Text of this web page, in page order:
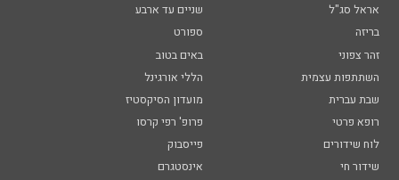
אראל סג"ל
שניים עד ארבע
בריזה
ספורט
זהר צפוני
באים בטוב
השתתפות עצמית
הללי אורגינל
שבת עברית
מועדון הסיקסטיז
רופא פרטי
פרופ' רפי קרסו
לוח שידורים
פייסבוק
שידור חי
אינסטגרם